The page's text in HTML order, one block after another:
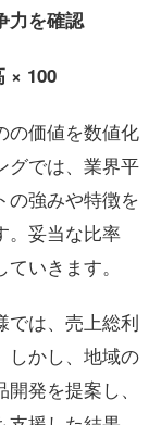
力を確認
× 100
の価値を数値化
グでは、業界平
の強みや特徴を
。妥当な比率
いきます。
では、売上総利
しかし、地域の
発を提案し、